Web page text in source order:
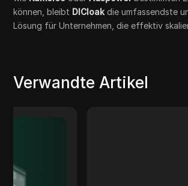
können, bleibt DICloak die umfassendste
Lösung für Unternehmen, die effektiv
Verwandte Artikel